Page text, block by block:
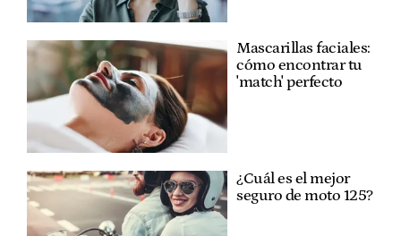
Mascarillas faciales:
cómo encontrar tu
'match' perfecto
¿Cuál es el mejor
seguro de moto 125?